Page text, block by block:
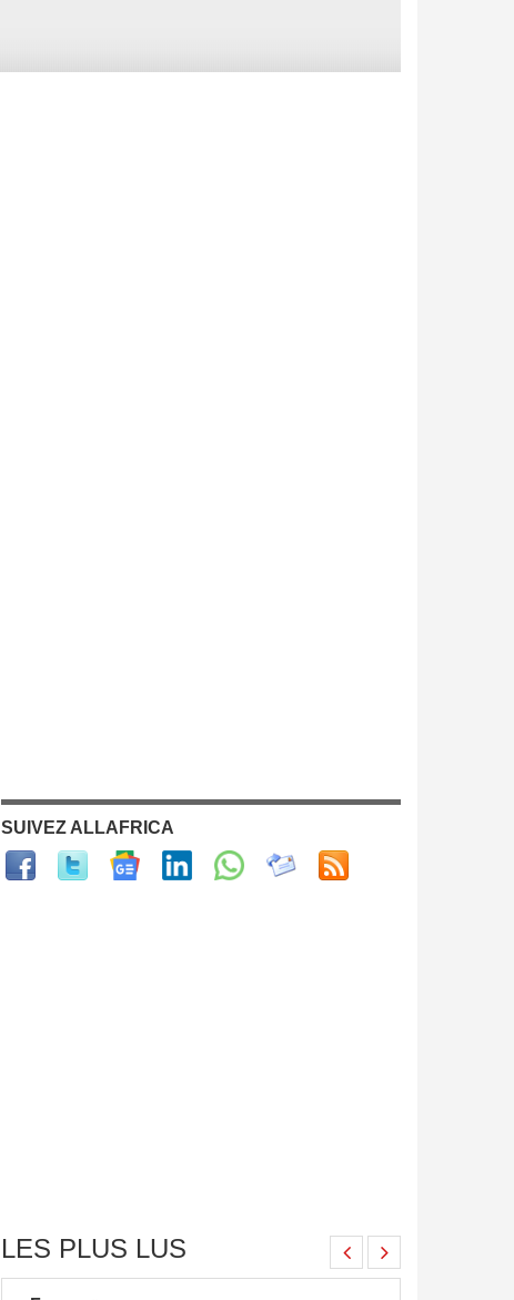
SUIVEZ ALLAFRICA
LES PLUS LUS